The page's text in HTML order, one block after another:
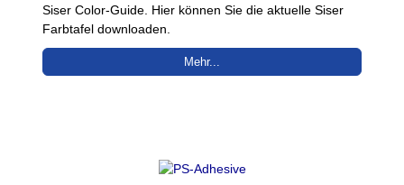
Siser Color-Guide. Hier können Sie die aktuelle Siser
Farbtafel downloaden.
Mehr...